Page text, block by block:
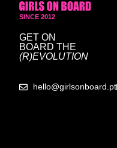
SINCE 2012
GET ON
BOARD THE
(R)EVOLUTION
hello@girlsonboard.pt